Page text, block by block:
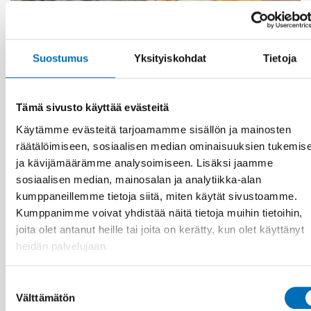
Suostumus Yksityiskohdat Tietoja
Tämä sivusto käyttää evästeitä
Käytämme evästeitä tarjoamamme sisällön ja mainosten
räätälöimiseen, sosiaalisen median ominaisuuksien
ja kävijämäärämme analysoimiseen. Lisäksi jaamme
sosiaalisen median, mainosalan ja analytiikka-alan
kumppaneillemme tietoja siitä, miten käytät sivustoamme.
Kumppanimme voivat yhdistää näitä tietoja muihin tietoihin,
joita olet antanut heille tai joita on kerätty, kun olet käyttänyt
heidän palvelujaan.
valinta
Välttämätön
Ensuring good living conditions for children in
low-income families